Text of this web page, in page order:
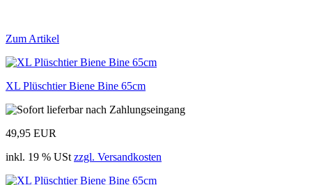
Zum Artikel
XL Plüschtier Biene Bine 65cm
49,95 EUR
inkl. 19 % USt zzgl. Versandkosten